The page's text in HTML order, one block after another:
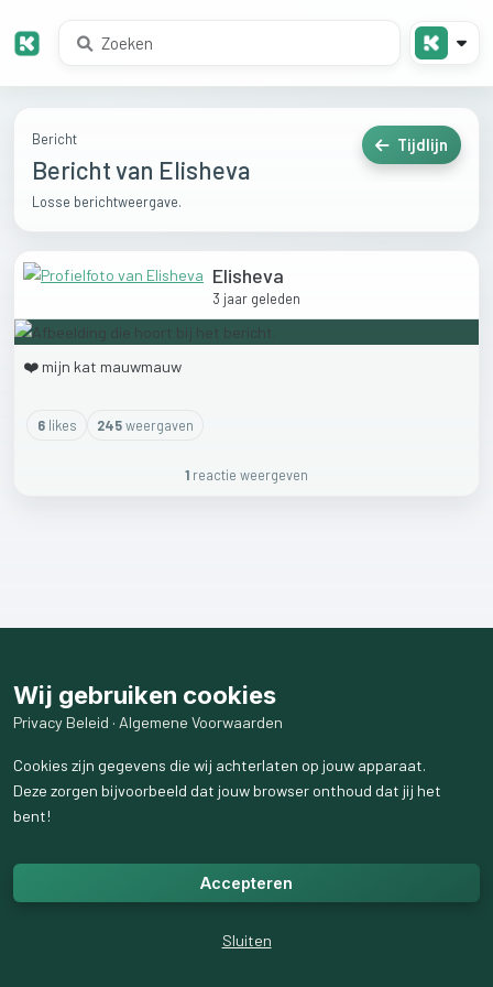
Bericht
Bericht van Elisheva
Losse berichtweergave.
Tijdlijn
Elisheva
3 jaar geleden
❤️ mijn kat mauwmauw
6likes 245weergaven
1 reactie weergeven
Wij gebruiken cookies
Privacy Beleid · Algemene Voorwaarden
Cookies zijn gegevens die wij achterlaten op jouw apparaat.
Deze zorgen bijvoorbeeld dat jouw browser onthoud dat jij het
bent!
Accepteren
Sluiten